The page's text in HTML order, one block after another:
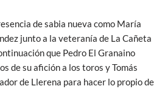
de sabia nueva como María
junto a la veteranía de La Cañeta
que Pedro El Granaino
de su afición a los toros y Tomás
de Llerena para hacer lo propio de